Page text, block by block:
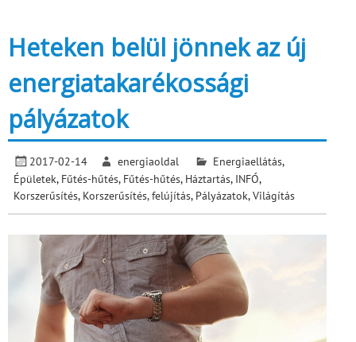
Heteken belül jönnek az új
energiatakarékossági
pályázatok
2017-02-14 energiaoldal Energiaellátás,
Épületek, Fűtés-hűtés, Fűtés-hűtés, Háztartás, INFÓ,
Korszerűsítés, Korszerűsítés, felújítás, Pályázatok,Világítás